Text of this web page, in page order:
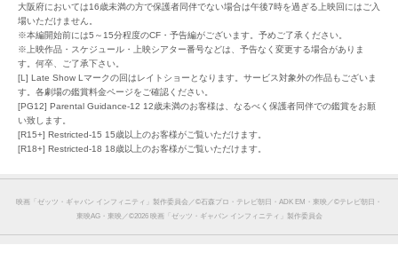
大阪府においては16歳未満の方で保護者同伴でない場合は午後7時を過ぎる上映回にはご入
場いただけません。
※本編開始前には5～15分程度のCF・予告編がございます。予めご了承ください。
※上映作品・スケジュール・上映シアター番号などは、予告なく変更する場合がありま
す。何卒、ご了承下さい。
[L] Late Show Lマークの回はレイトショーとなります。サービス対象外の作品もございま
す。各劇場の鑑賞料金ページをご確認ください。
[PG12] Parental Guidance-12 12歳未満のお客様は、なるべく保護者同伴での鑑賞をお願
い致します。
[R15+] Restricted-15 15歳以上のお客様がご覧いただけます。
[R18+] Restricted-18 18歳以上のお客様がご覧いただけます。
映画「ゼッツ・ギャバン インフィニティ」製作委員会／©︎石森プロ・テレビ朝日・ADK EM・東映／©︎テレビ朝日・
東映AG・東映／©︎2026 映画「ゼッツ・ギャバン インフィニティ」製作委員会